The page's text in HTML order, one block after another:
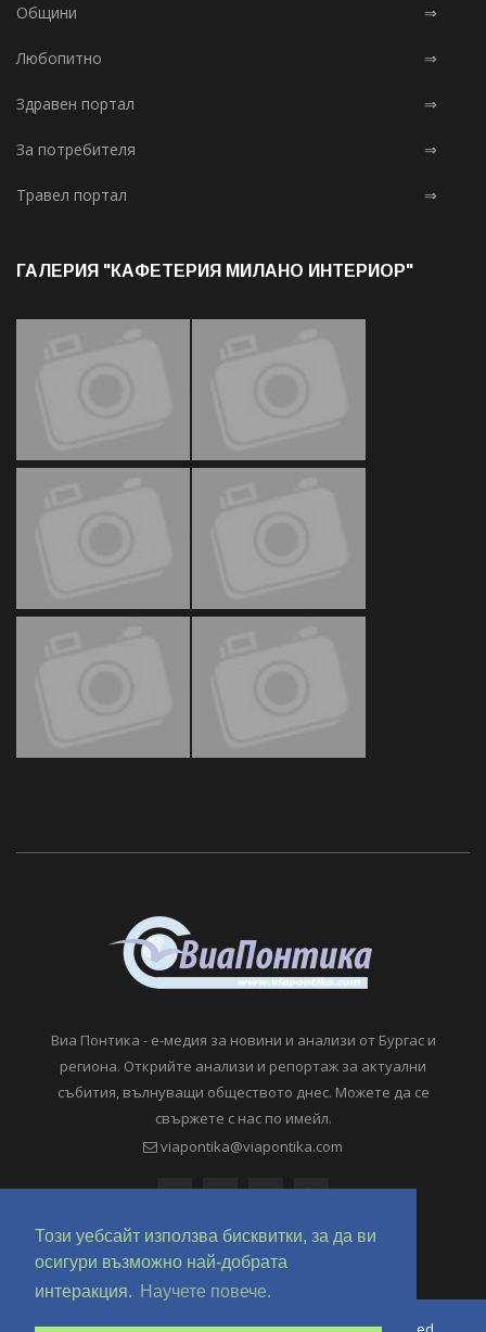
Този уебсайт използва бисквитки, за да ви
осигури възможно най-добрата
интеракция.
Научете повече.
Общини ⇒
Любопитно ⇒
Здравен портал ⇒
За потребителя ⇒
Травел портал ⇒
ГАЛЕРИЯ "КАФЕТЕРИЯ МИЛАНО ИНТЕРИОР"
Виа Понтика - е-медия за новини и анализи от Бургас и
региона. Открийте анализи и репортаж за актуални
събития, вълнуващи обществото днес. Можете да се
свържете с нас по имейл.
viapontika@viapontika.com